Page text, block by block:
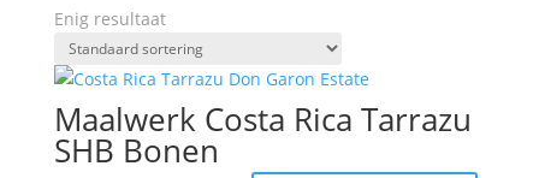
Enig resultaat
Maalwerk Costa Rica Tarrazu
SHB Bonen